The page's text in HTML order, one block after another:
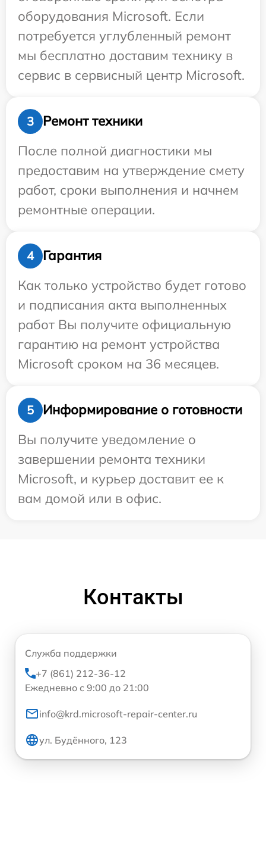
оборудования Microsoft. Если
потребуется углубленный ремонт
мы бесплатно доставим технику в
сервис в сервисный центр Microsoft.
3
Ремонт техники
После полной диагностики мы
предоставим на утверждение смету
работ, сроки выполнения и начнем
ремонтные операции.
4
Гарантия
Как только устройство будет готово
и подписания акта выполненных
работ Вы получите официальную
гарантию на ремонт устройства
Microsoft сроком на 36 месяцев.
5
Информирование о готовности
Вы получите уведомление о
завершении ремонта техники
Microsoft, и курьер доставит ее к
вам домой или в офис.
Контакты
Служба поддержки
+7 (861) 212-36-12
Ежедневно с 9:00 до 21:00
info@krd.microsoft-repair-center.ru
ул. Будённого, 123